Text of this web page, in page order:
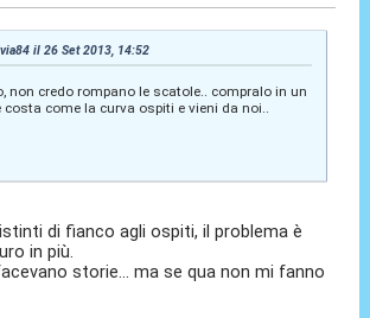
il 26 Set 2013, 14:52
non credo rompano le scatole.. compralo in un
come la curva ospiti e vieni da noi..
di fianco agli ospiti, il problema è
in più.
storie... ma se qua non mi fanno